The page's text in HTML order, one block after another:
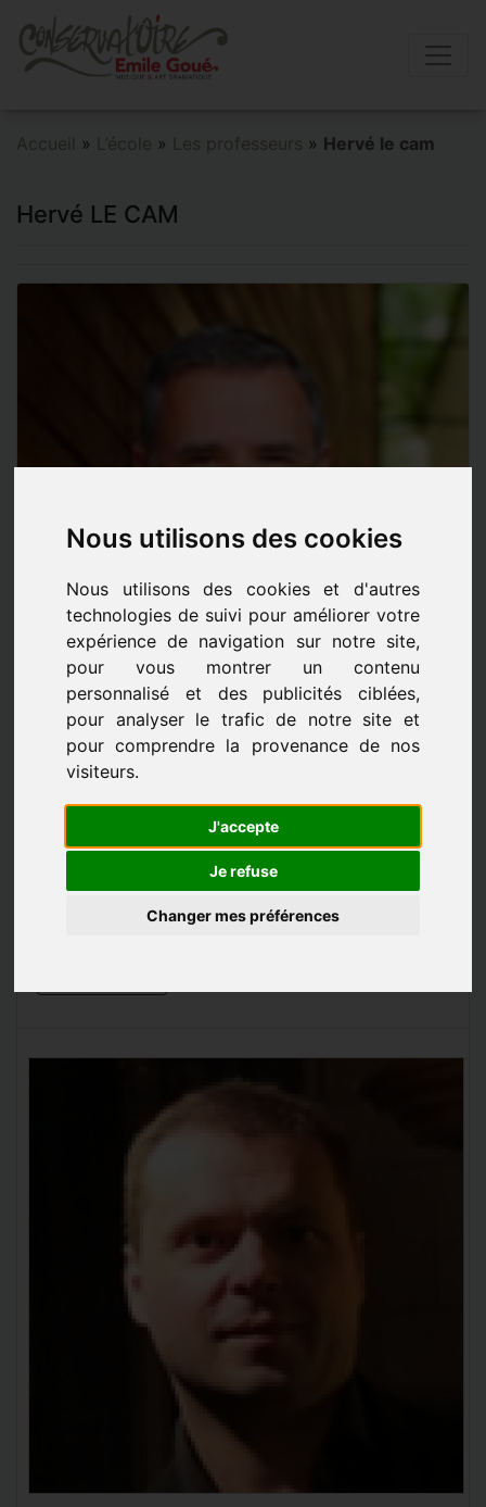
Nous utilisons des cookies
Nous utilisons des cookies et d'autres
technologies de suivi pour améliorer votre
expérience de navigation sur notre site,
pour vous montrer un contenu
personnalisé et des publicités ciblées,
pour analyser le trafic de notre site et
pour comprendre la provenance de nos
visiteurs.
J'accepte
Je refuse
Changer mes préférences
Accueil » L’école » Les professeurs » Hervé le cam
Hervé LE CAM
Les professeurs
LES PROFESSEURS